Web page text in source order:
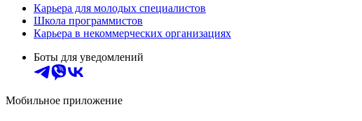
Карьера для молодых специалистов
Школа программистов
Карьера в некоммерческих организациях
Боты для уведомлений
Мобильное приложение